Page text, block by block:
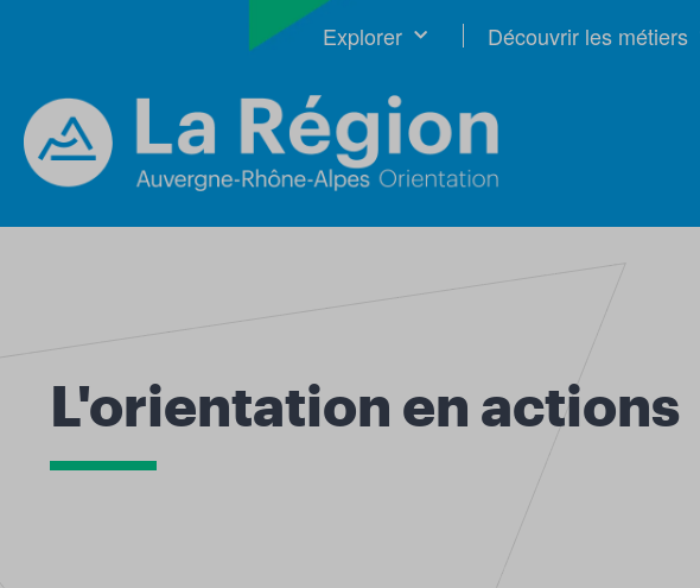
Explorer Découvrir les métiers
L'orientation en actions